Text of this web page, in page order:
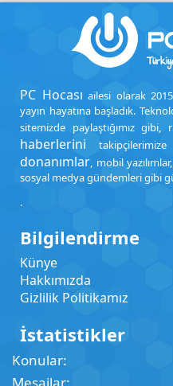
PC Hocası ailesi olarak
yayın hayatına başladık.
sitemizde paylaştığımız
haberlerini
donanımlar, mobil yazılımlar,
sosyal medya gündemleri gibi
.
Bilgilendirme
Künye
Hakkımızda
Gizlilik Politikamız
İstatistikler
Konular